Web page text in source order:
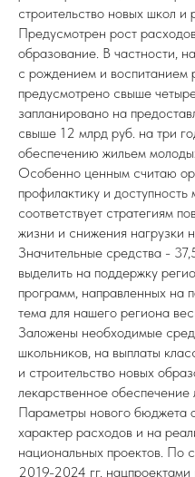
строительство новых школ и
Предусмотрен рост
образование. В частности,
с рождением и
предусмотрено свыше
запланировано на
свыше 12 млрд руб. на три
обеспечению жильем
Особенно ценным считаю
профилактику и
соответствует стратегиям
жизни и снижения нагрузки
Значительные средства -
выделить на поддержку
программ, направленных на
тема для нашего региона
Заложены необходимые
школьников, на выплаты
и строительство новых
лекарственное обеспечение
Параметры нового бюджета
характер расходов и на
национальных проектов. По
2019-2024 гг.